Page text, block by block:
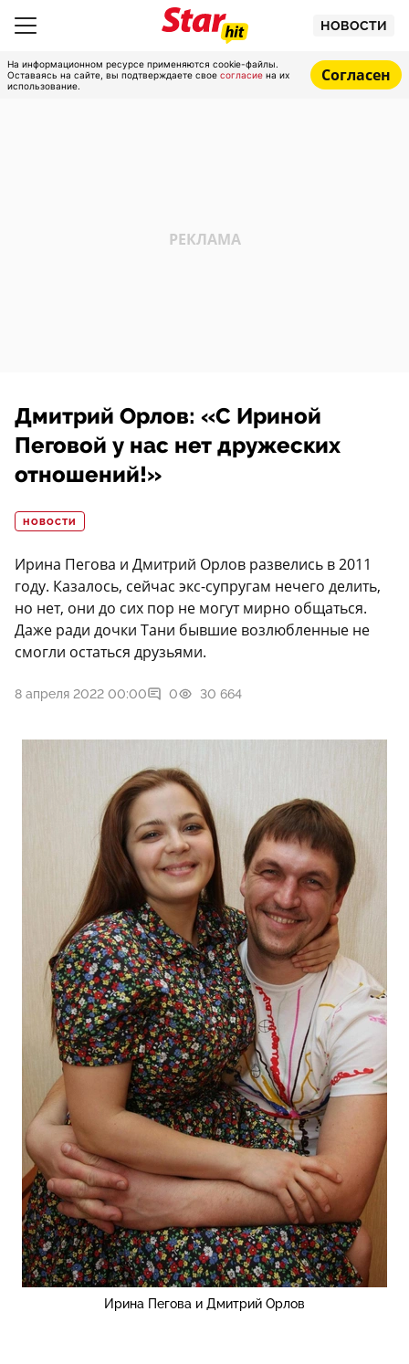
НОВОСТИ
На информационном ресурсе применяются cookie-файлы.
Оставаясь на сайте, вы подтверждаете свое согласие на их
использование.
Согласен
Дмитрий Орлов: «С Ириной
Пеговой у нас нет дружеских
отношений!»
НОВОСТИ
Ирина Пегова и Дмитрий Орлов развелись в 2011
году. Казалось, сейчас экс-супругам нечего делить,
но нет, они до сих пор не могут мирно общаться.
Даже ради дочки Тани бывшие возлюбленные не
смогли остаться друзьями.
8 апреля 2022 00:00 0 30 664
Ирина Пегова и Дмитрий Орлов